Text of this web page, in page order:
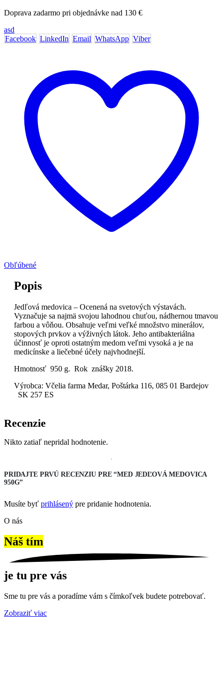
Doprava zadarmo pri objednávke nad 130 €
asd
Facebook LinkedIn Email WhatsApp Viber
Obľúbené
Popis
Jedľová medovica – Ocenená na svetových výstavách.
Vyznačuje sa najmä svojou lahodnou chuťou, nádhernou tmavou
farbou a vôňou. Obsahuje veľmi veľké množstvo minerálov,
stopových prvkov a výživných látok. Jeho antibakteriálna
účinnosť je oproti ostatným medom veľmi vysoká a je na
medicínske a liečebné účely najvhodnejší.
Hmotnosť 950 g. Rok znášky 2018.
Výrobca: Včelia farma Medar, Poštárka 116, 085 01 Bardejov
SK 257 ES
Recenzie
Nikto zatiaľ nepridal hodnotenie.
PRIDAJTE PRVÚ RECENZIU PRE “MED JEDĽOVÁ MEDOVICA
950G”
Musíte byť prihlásený pre pridanie hodnotenia.
O nás
Náš tím
je tu pre vás
Sme tu pre vás a poradíme vám s čímkoľvek budete potrebovať.
Zobraziť viac